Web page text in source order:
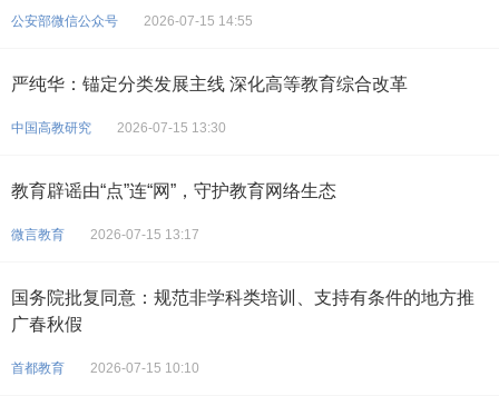
公安部微信公众号 2026-07-15 14:55
严纯华：锚定分类发展主线 深化高等教育综合改革
中国高教研究 2026-07-15 13:30
教育辟谣由“点”连“网”，守护教育网络生态
微言教育 2026-07-15 13:17
国务院批复同意：规范非学科类培训、支持有条件的地方推
广春秋假
首都教育 2026-07-15 10:10